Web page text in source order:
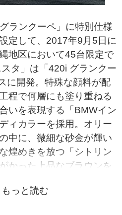
ランクーペ」に特別仕様
定して、2017年9月5日に
地区において45台限定で
タ」は「420i グランクー
に開発。特殊な顔料が配
程で何層にも塗り重ねる
いを表現する「BMWイン
ィカラーを採用。オリー
中に、微細な砂金が輝い
煌めきを放つ「シトリン
かった上品なブラウンを
タン粒子を配合すること
ブルーバイオレットへ美
もっと読む